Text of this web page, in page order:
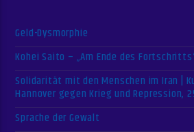
Geld-Dysmorphie
Kohei Saito – „Am Ende des
Solidarität mit den Menschen im Iran |
Hannover gegen Krieg und Repression,
Sprache der Gewalt